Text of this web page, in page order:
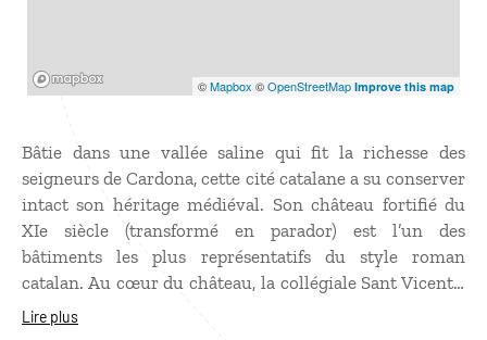
©Mapbox ©OpenStreetMap Improve this map
Bâtie dans une vallée saline qui fit la richesse des
seigneurs de Cardona, cette cité catalane a su conserver
intact son héritage médiéval. Son château fortifié du
XIe siècle (transformé en parador) est l’un des
bâtiments les plus représentatifs du style roman
catalan. Au cœur du château, la collégiale Sant Vicente,
impressionne par sa nef centrale de près de 20 m de
Lire plus